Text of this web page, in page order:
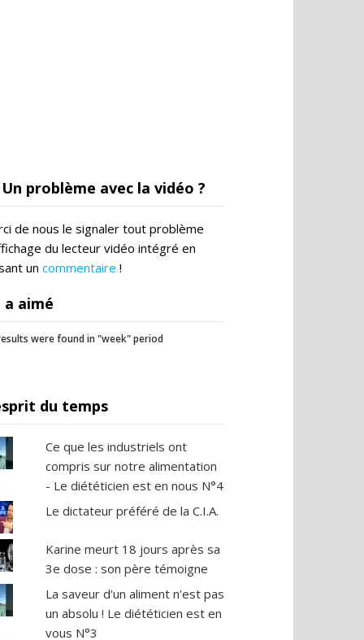
Un problème avec la vidéo ?
de nous le signaler tout problème
du lecteur vidéo intégré en
un commentaire !
a aimé
were found in "week" period
du temps
Ce que les industriels ont
compris sur notre alimentation
- Le diététicien est en nous N°4
Le dictateur préféré de la C.I.A.
Karine meurt 18 jours après sa
3e dose : son père témoigne
La saveur d'un aliment n'est pas
un absolu ! Le diététicien est en
vous N°3